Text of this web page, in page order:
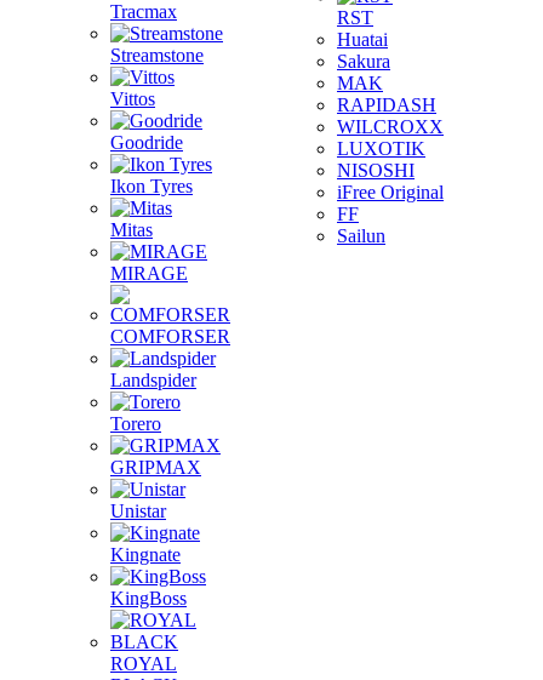
Tracmax
Streamstone
Vittos
Goodride
Ikon Tyres
Mitas
MIRAGE
COMFORSER
Landspider
Torero
GRIPMAX
Unistar
Kingnate
KingBoss
ROYAL
RST
Huatai
Sakura
MAK
RAPIDASH
WILCROXX
LUXOTIK
NISOSHI
iFree Original
FF
Sailun